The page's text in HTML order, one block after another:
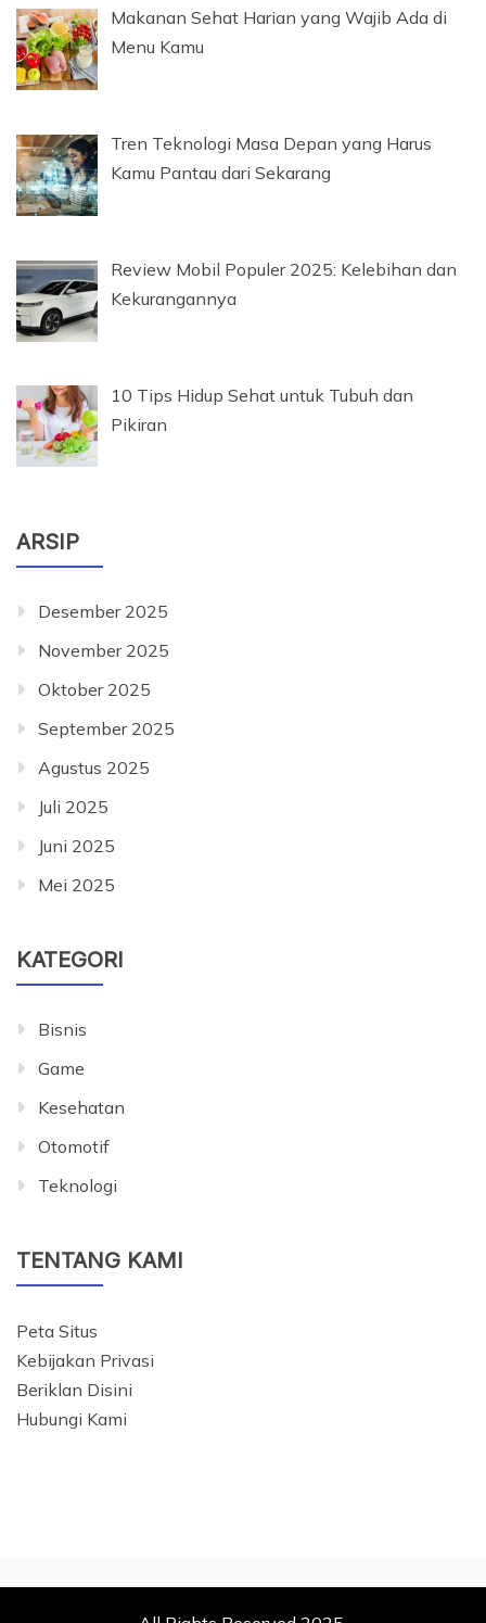
Makanan Sehat Harian yang Wajib Ada di
Menu Kamu
Tren Teknologi Masa Depan yang Harus
Kamu Pantau dari Sekarang
Review Mobil Populer 2025: Kelebihan dan
Kekurangannya
10 Tips Hidup Sehat untuk Tubuh dan
Pikiran
ARSIP
Desember 2025
November 2025
Oktober 2025
September 2025
Agustus 2025
Juli 2025
Juni 2025
Mei 2025
KATEGORI
Bisnis
Game
Kesehatan
Otomotif
Teknologi
TENTANG KAMI
Peta Situs
Kebijakan Privasi
Beriklan Disini
Hubungi Kami